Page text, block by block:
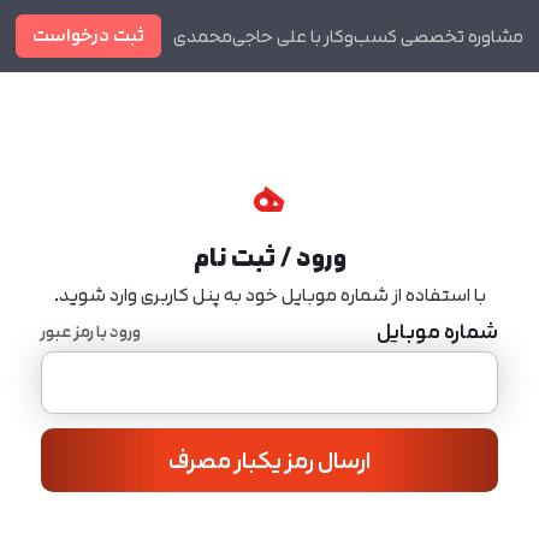
مشاوره تخصصی کسب‌وکار با علی حاجی‌محمدی ثبت درخواست
ورود / ثبت نام
با استفاده از شماره موبایل خود به پنل کاربری وارد شوید.
شماره موبایل ورود با رمز عبور
ارسال رمز یکبار مصرف